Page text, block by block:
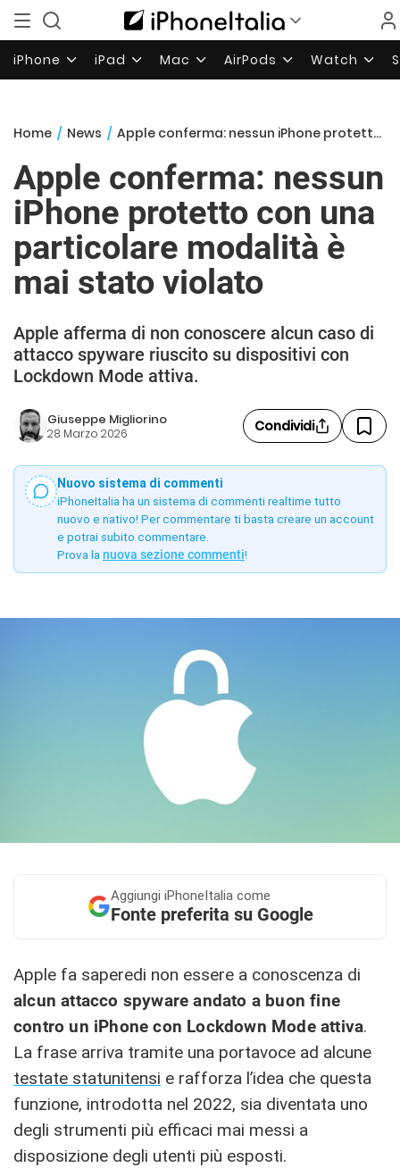
iPhone iPad Mac AirPods Watch
Home / News / Apple conferma: nessun iPhone protetto con una particolare modalità è mai stato violato
Apple conferma: nessun
iPhone protetto con una
particolare modalità è
mai stato violato
Apple afferma di non conoscere alcun caso di
attacco spyware riuscito su dispositivi con
Lockdown Mode attiva.
Giuseppe Migliorino
28 Marzo 2026 Condividi
Nuovo sistema di commenti
iPhoneItalia ha un sistema di commenti realtime tutto
nuovo e nativo! Per commentare ti basta creare un account
e potrai subito commentare.
Prova la nuova sezione commenti!
Aggiungi iPhoneItalia come
Fonte preferita su Google
Apple fa saperedi non essere a conoscenza di
alcun attacco spyware andato a buon fine
contro un iPhone con Lockdown Mode attiva.
La frase arriva tramite una portavoce ad alcune
testate statunitensi e rafforza l’idea che questa
funzione, introdotta nel 2022, sia diventata uno
degli strumenti più efficaci mai messi a
disposizione degli utenti più esposti.